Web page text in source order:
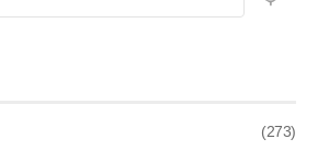
(273)